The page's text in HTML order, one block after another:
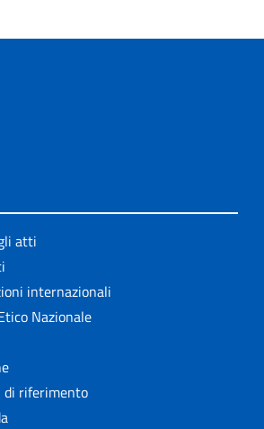
atti
internazionali
Nazionale
di riferimento